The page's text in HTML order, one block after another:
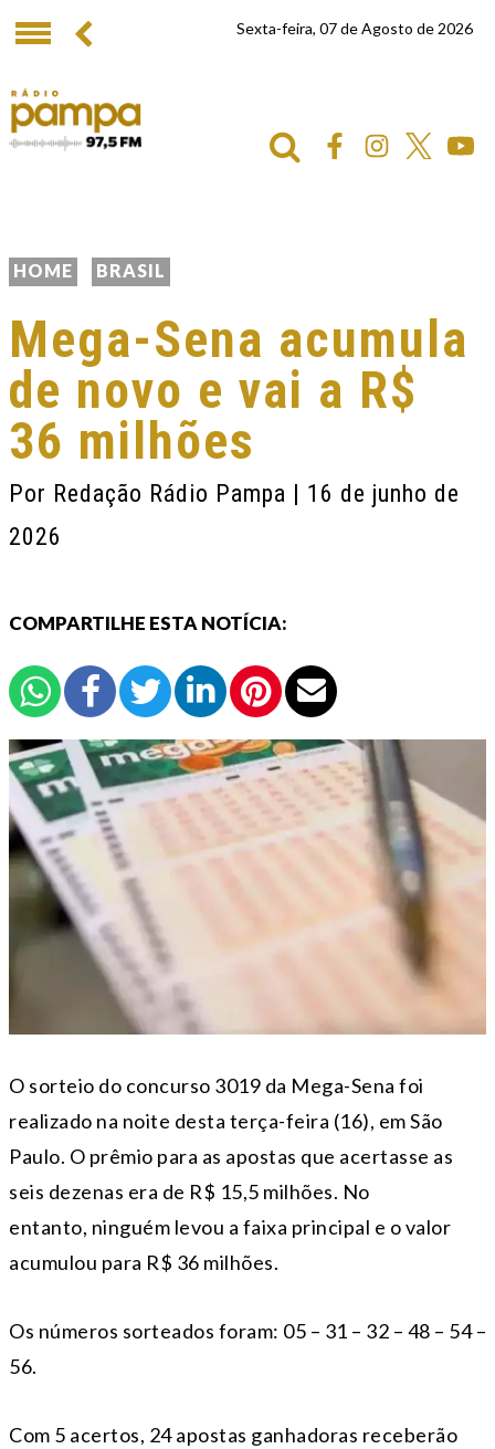
Sexta-feira, 07 de Agosto de 2026
HOME BRASIL
Mega-Sena acumula
de novo e vai a R$
36 milhões
Por Redação Rádio Pampa | 16 de junho de
2026
COMPARTILHE ESTA NOTÍCIA:
O sorteio do concurso 3019 da Mega-Sena foi
realizado na noite desta terça-feira (16), em São
Paulo. O prêmio para as apostas que acertasse as
seis dezenas era de R$ 15,5 milhões. No
entanto, ninguém levou a faixa principal e o valor
acumulou para R$ 36 milhões.
Os números sorteados foram: 05 – 31 – 32 – 48 – 54 –
56.
Com 5 acertos, 24 apostas ganhadoras receberão